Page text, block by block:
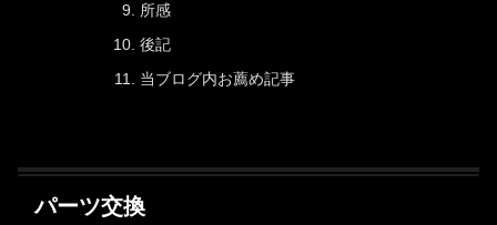
所感
後記
当ブログ内お薦め記事
パーツ交換